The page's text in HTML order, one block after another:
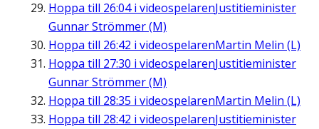
Hoppa till 26:04i videospelarenJustitieminister
Gunnar Strömmer (M)
Hoppa till 26:42 i videospelarenMartin Melin (L)
Hoppa till 27:30 i videospelarenJustitieminister
Gunnar Strömmer (M)
Hoppa till 28:35 i videospelarenMartin Melin (L)
Hoppa till 28:42 i videospelarenJustitieminister